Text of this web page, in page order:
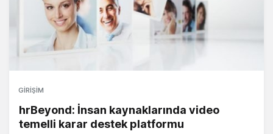
GIRIŞIM
hrBeyond: İnsan kaynaklarında video
temelli karar destek platformu